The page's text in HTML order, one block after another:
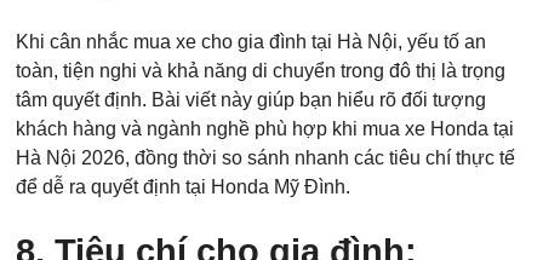
Khi cân nhắc mua xe cho gia đình tại Hà Nội, yếu tố an
toàn, tiện nghi và khả năng di chuyển trong đô thị là trọng
tâm quyết định. Bài viết này giúp bạn hiểu rõ đối tượng
khách hàng và ngành nghề phù hợp khi mua xe Honda tại
Hà Nội 2026, đồng thời so sánh nhanh các tiêu chí thực tế
để dễ ra quyết định tại Honda Mỹ Đình.
8. Tiêu chí cho gia đình: